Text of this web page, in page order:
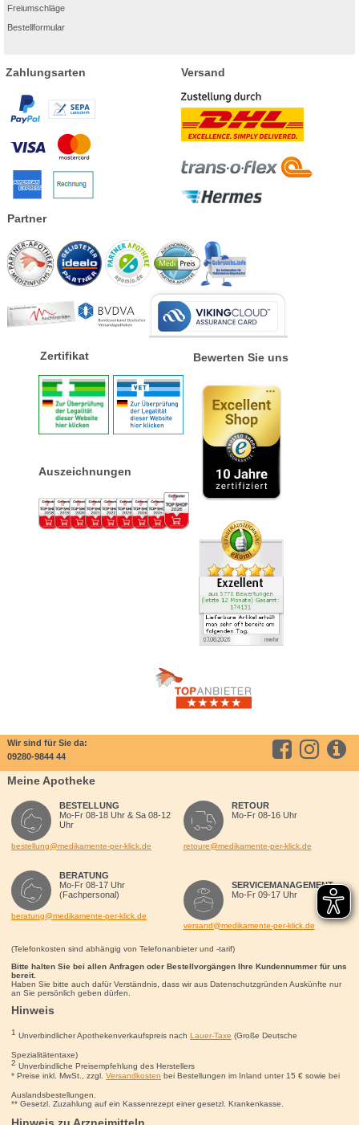
Freiumschläge
Bestellformular
Zahlungsarten Versand
Partner
Zertifikat
Auszeichnungen
Bewerten Sie uns
Wir sind für Sie da:
09280-9844 44
Meine Apotheke
BESTELLUNG
Mo-Fr 08-18 Uhr & Sa 08-12
Uhr
bestellung@medikamente-per-klick.de
BERATUNG
Mo-Fr 08-17 Uhr
(Fachpersonal)
beratung@medikamente-per-klick.de
RETOUR
Mo-Fr 08-16 Uhr
retoure@medikamente-per-klick.de
SERVICEMANAGEMENT
Mo-Fr 09-17 Uhr
versand@medikamente-per-klick.de
(Telefonkosten sind abhängig von Telefonanbieter und -tarif)
Bitte halten Sie bei allen Anfragen oder Bestellvorgängen Ihre Kundennummer für uns
bereit.
Haben Sie bitte auch dafür Verständnis, dass wir aus Datenschutzgründen Auskünfte nur
an Sie persönlich geben dürfen.
Hinweis
1 Unverbindlicher Apothekenverkaufspreis nach Lauer-Taxe (Große Deutsche
Spezialitätentaxe)
2 Unverbindliche Preisempfehlung des Herstellers
* Preise inkl. MwSt., zzgl. Versandkosten bei Bestellungen im Inland unter 15 €sowie bei
Auslandsbestellungen.
** Gesetzl. Zuzahlung auf ein Kassenrezept einer gesetzl. Krankenkasse.